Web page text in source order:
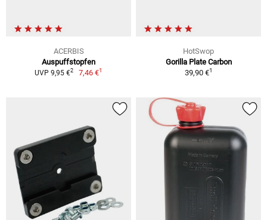
ACERBIS
Auspuffstopfen
UVP 9,95 €2 7,46 €1
HotSwop
Gorilla Plate Carbon
39,90 €1